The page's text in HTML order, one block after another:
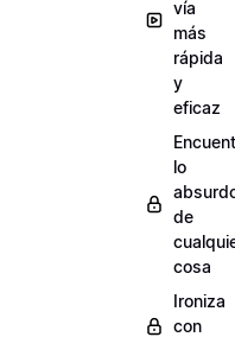
vía
más
rápida
y
eficaz
lo
de
cosa
Ironiza
con